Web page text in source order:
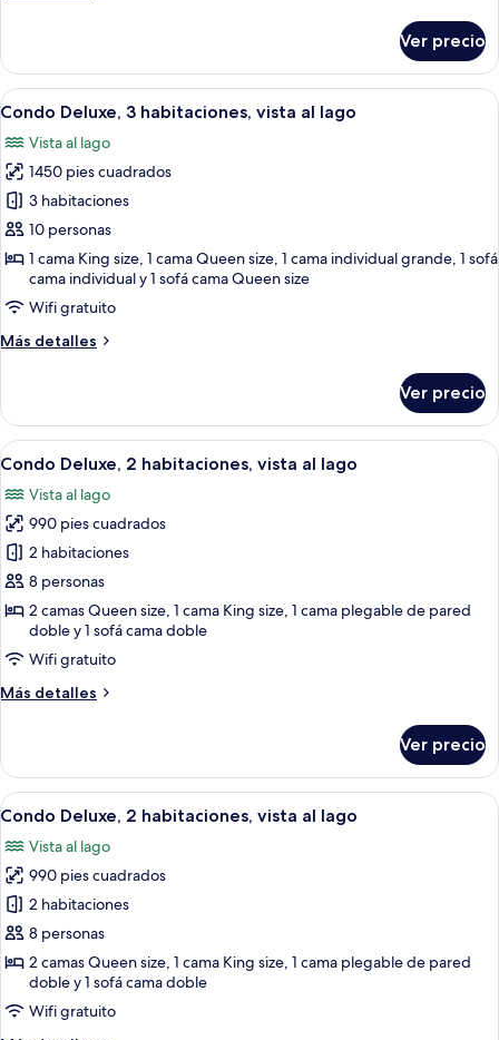
-
1102
BD
Condo
-
Level
1102
Ver precio
Abrir
todas
las
fotos
de
Condo
Deluxe,
habitaciones,
vista
al
Un dormitorio con una cama, dos
26
Condo Deluxe, 3 habitaciones, vista al lago
Vista al lago
1450 pies cuadrados
3 habitaciones
10 personas
1 cama King size, 1 cama Queen size, 1 cama individual grande, 1 sofá
cama individual y 1 sofá cama Queen size
Wifi gratuito
Más detalles
Más
Deluxe,
habitaciones,
al
lago
Ver precio
Abrir
todas
las
fotos
de
Condo
Deluxe,
habitaciones,
vista
al
Una sala de estar con chimenea,
25
Condo Deluxe, 2 habitaciones, vista al lago
Vista al lago
990 pies cuadrados
2 habitaciones
8 personas
2 camas Queen size, 1 cama King size, 1 cama plegable de pared
doble y 1 sofá cama doble
Wifi gratuito
Más detalles
Más
Deluxe,
habitaciones,
al
lago
Ver precio
Abrir
todas
las
fotos
de
Condo
Deluxe,
habitaciones,
vista
Un salón con sofá, una mesa de
24
Condo Deluxe, 2 habitaciones, vista al lago
Vista al lago
990 pies cuadrados
2 habitaciones
8 personas
2 camas Queen size, 1 cama King size, 1 cama plegable de pared
doble y 1 sofá cama doble
Wifi gratuito